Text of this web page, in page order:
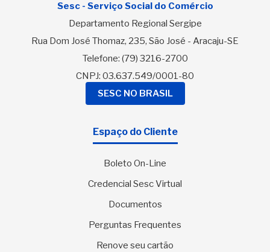
Sesc - Serviço Social do Comércio
Departamento Regional Sergipe
Rua Dom José Thomaz, 235, São José - Aracaju-SE
Telefone: (79) 3216-2700
CNPJ: 03.637.549/0001-80
SESC NO BRASIL
Espaço do Cliente
Boleto On-Line
Credencial Sesc Virtual
Documentos
Perguntas Frequentes
Renove seu cartão